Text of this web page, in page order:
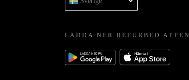
LADDA NER REFURBED APPEN